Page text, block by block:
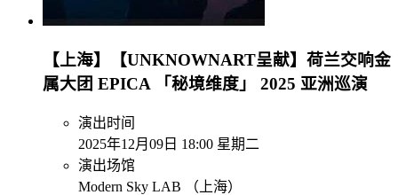
【上海】【UNKNOWNART呈献】荷兰交响金
属大团 EPICA 「秘境维度」 2025 亚洲巡演
演出时间
2025年12月09日 18:00 星期二
演出场馆
Modern Sky LAB （上海）